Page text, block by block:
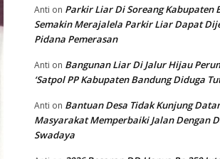
Anti on Parkir Liar Di Soreang Kabupaten
Semakin Merajalela Parkir Liar Dapat
Pidana Pemerasan
Anti on Bangunan Liar Di Jalur Hijau
‘Satpol PP Kabupaten Bandung Diduga
Anti on Bantuan Desa Tidak Kunjung
Masyarakat Memperbaiki Jalan Dengan
Swadaya